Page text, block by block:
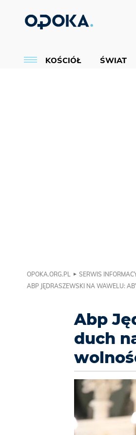
KOŚCIÓŁ ŚWIAT
OPOKA.ORG.PL SERWIS
ABP JĘDRASZEWSKI NA WAWELU:
Abp
duch